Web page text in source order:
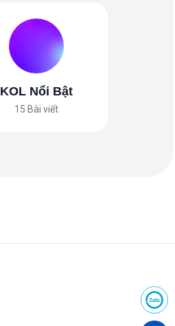
KOL Nổi Bật
15 Bài viết